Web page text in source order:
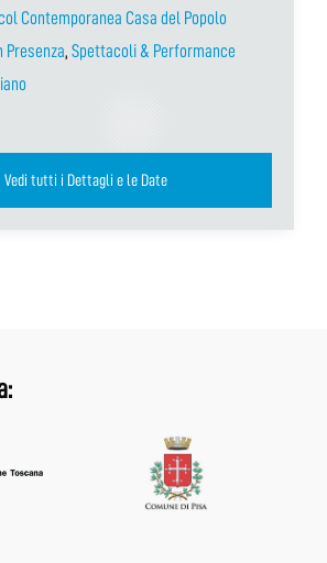
Contemporanea Casa del Popolo
Presenza, Spettacoli & Performance
Vedi tutti i Dettagli e le Date